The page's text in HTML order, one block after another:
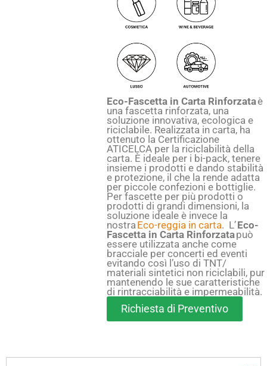
Eco-Fascetta in Carta Rinforzataè
una fascetta rinforzata, una
soluzione innovativa, ecologica e
riciclabile. Realizzata in carta, ha
ottenuto la Certificazione
ATICELCA per la riciclabilità della
carta. È ideale per i bi-pack, tenere
insieme i prodotti e dando stabilità
e protezione, il che la rende adatta
per piccole confezioni e bottiglie.
Per fascette per più prodotti o
prodotti di grandi dimensioni, la
soluzione ideale è invece la
nostraEco-reggia in carta. L’Eco-
Fascetta in Carta Rinforzatapuò
essere utilizzata anche come
bracciale per concerti ed eventi
evitando così l’uso di TNT/
materiali sintetici non riciclabili, pur
mantenendo le sue caratteristiche
di rintracciabilità e impermeabilità.
Richiesta di Preventivo